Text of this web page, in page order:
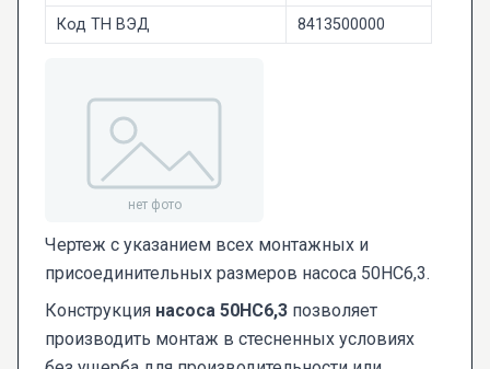
Код ТН ВЭД
8413500000
Чертеж с указанием всех монтажных и
присоединительных размеров насоса 50НС6,3.
Конструкция насоса 50НС6,3 позволяет
производить монтаж в стесненных условиях